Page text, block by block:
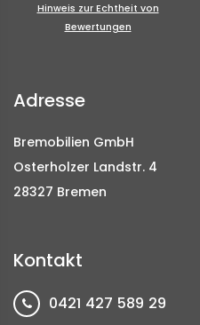
Hinweis zur Echtheit von
Bewertungen
Adresse
Bremobilien GmbH
Osterholzer Landstr. 4
28327 Bremen
Kontakt
0421 427 589 29